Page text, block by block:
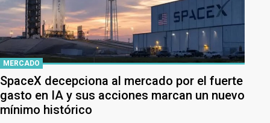
MERCADO
SpaceX decepciona al mercado por el fuerte
gasto en IA y sus acciones marcan un nuevo
mínimo histórico